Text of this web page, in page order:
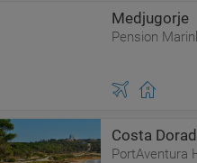
Medjugorje
Pension
Costa
PortAventura